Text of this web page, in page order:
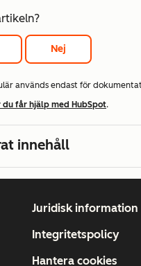
Nej
används endast för
du får hjälp med HubSpot.
innehåll
Juridisk information
Integritetspolicy
Hantera cookies